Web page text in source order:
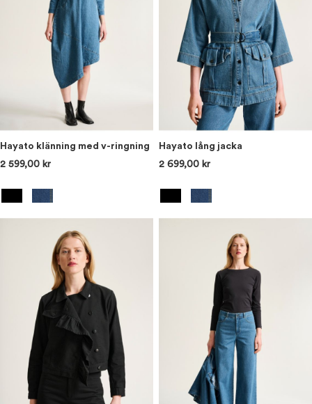
Hayato klänning med v-ringning
2 599,00 kr
Hayato lång jacka
2 699,00 kr